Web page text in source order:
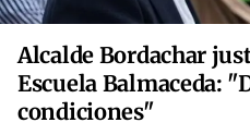
Alcalde Bordachar
Escuela Balmaceda:
condiciones"